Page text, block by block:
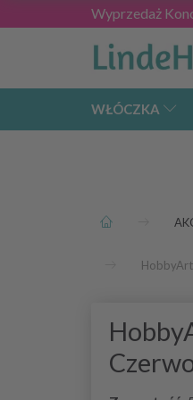
Wyprzedaż
WŁÓCZKA